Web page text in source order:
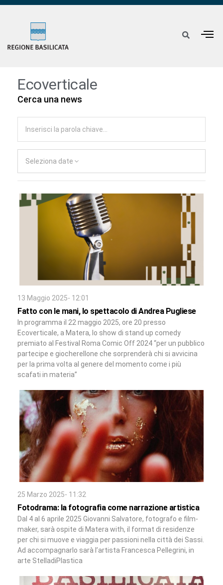
Ecoverticale
Cerca una news
Seleziona date
13 Maggio 2025- 12:01
Fatto con le mani, lo spettacolo di Andrea Pugliese
In programma il 22 maggio 2025, ore 20 presso
Ecoverticale, a Matera, lo show di stand up comedy
premiato al Festival Roma Comic Off 2024 “per un pubblico
partecipe e giocherellone che sorprenderà chi si avvicina
per la prima volta al genere del momento come i più
scafati in materia”
25 Marzo 2025- 11:32
Fotodrama: la fotografia come narrazione artistica
Dal 4 al 6 aprile 2025 Giovanni Salvatore, fotografo e film-
maker, sarà ospite di Matera with, il format di residenze
per chi si muove e viaggia per passioni nella città dei Sassi.
Ad accompagnarlo sarà l’artista Francesca Pellegrini, in
arte StelladiPlastica